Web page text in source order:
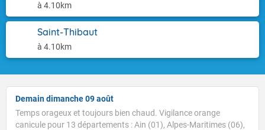
à 4.10km
Saint-Thibaut
à 4.10km
Demain dimanche 09 août
Temps orageux et toujours bien chaud. Vigilance orange
canicule pour 13 départements : Ain (01), Alpes-Maritimes (06),